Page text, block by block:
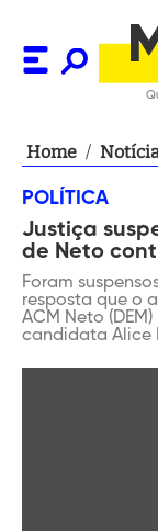
Home /
POLÍTICA
Justiça
de Neto
Foram
resposta que o
ACM Neto
candidata Alice